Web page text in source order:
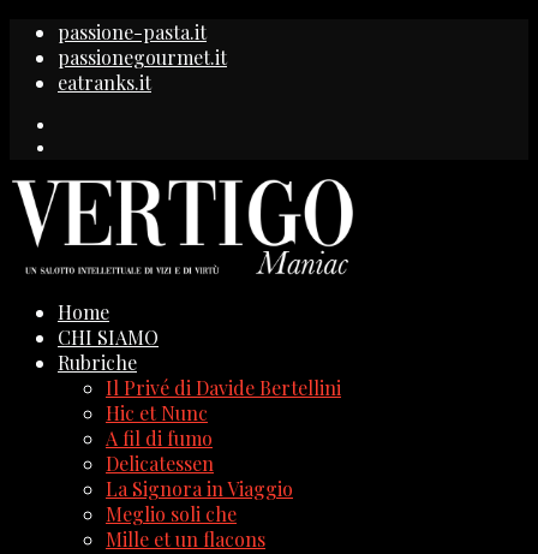
passione-pasta.it
passionegourmet.it
eatranks.it
Home
CHI SIAMO
Rubriche
Il Privé di Davide Bertellini
Hic et Nunc
A fil di fumo
Delicatessen
La Signora in Viaggio
Meglio soli che
Mille et un flacons